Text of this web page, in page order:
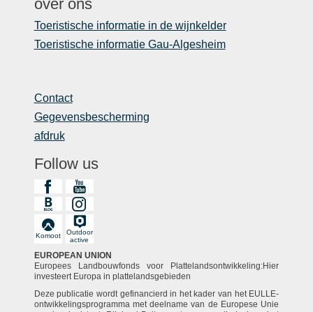
over ons
Toeristische informatie in de wijnkelder
Toeristische informatie Gau-Algesheim
Contact
Gegevensbescherming
afdruk
Follow us
Komoot
Outdoor
active
EUROPEAN UNION
Europees Landbouwfonds voor Plattelandsontwikkeling:Hier
investeert Europa in plattelandsgebieden
Deze publicatie wordt gefinancierd in het kader van het EULLE-
ontwikkelingsprogramma met deelname van de Europese Unie